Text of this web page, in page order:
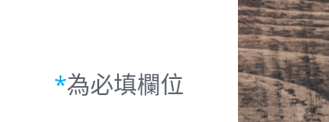
*為必填欄位